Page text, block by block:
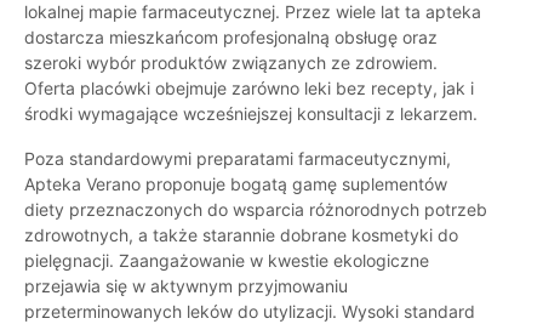
lokalnej mapie farmaceutycznej. Przez wiele lat ta apteka
dostarcza mieszkańcom profesjonalną obsługę oraz
szeroki wybór produktów związanych ze zdrowiem.
Oferta placówki obejmuje zarówno leki bez recepty, jak i
środki wymagające wcześniejszej konsultacji z lekarzem.
Poza standardowymi preparatami farmaceutycznymi,
Apteka Verano proponuje bogatą gamę suplementów
diety przeznaczonych do wsparcia różnorodnych potrzeb
zdrowotnych, a także starannie dobrane kosmetyki do
pielęgnacji. Zaangażowanie w kwestie ekologiczne
przejawia się w aktywnym przyjmowaniu
przeterminowanych leków do utylizacji. Wysoki standard